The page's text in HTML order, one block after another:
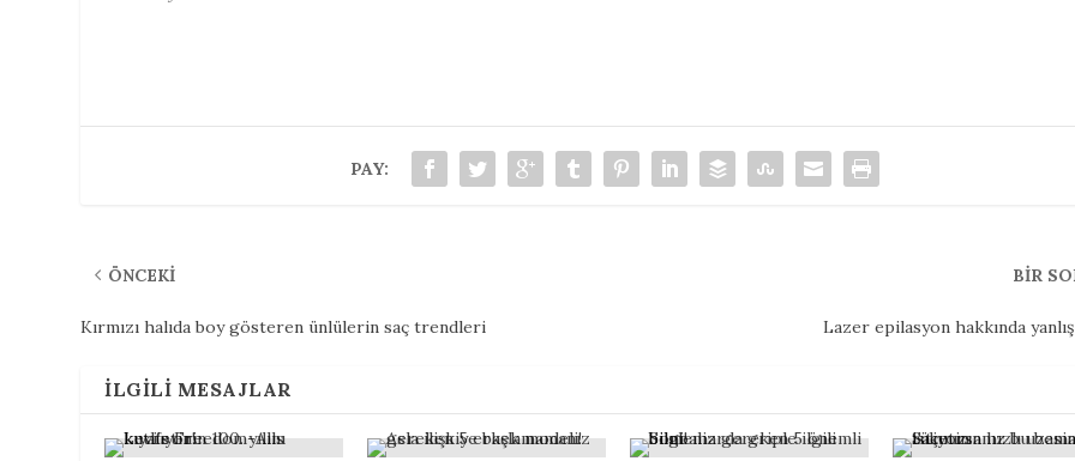
PAY:
ÖNCEKI
Kırmızı halıda boy gösteren ünlülerin saç trendleri
BIR
Lazer epilasyon hakkında
İLGILI MESAJLAR